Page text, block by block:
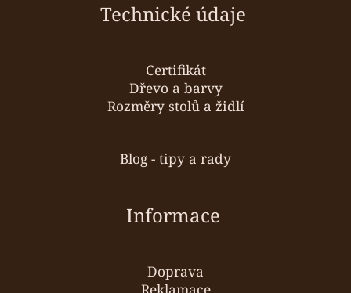
Technické údaje
Certifikát
Dřevo a barvy
Rozměry stolů a židlí
Blog - tipy a rady
Informace
Doprava